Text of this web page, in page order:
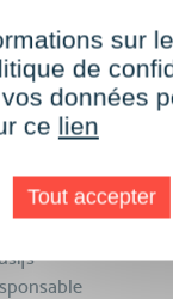
sur
de
données
ce lien
Tout accepter